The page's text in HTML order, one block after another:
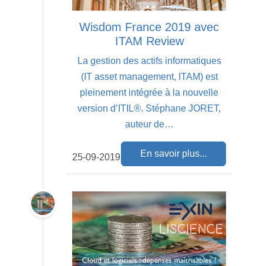
Wisdom France 2019 avec
ITAM Review
La gestion des actifs informatiques
(IT asset management, ITAM) est
pleinement intégrée à la nouvelle
version d’ITIL®. Stéphane JORET,
auteur de…
En savoir plus...
25-09-2019